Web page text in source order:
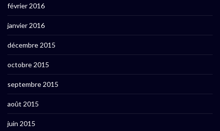
février 2016
janvier 2016
décembre 2015
octobre 2015
septembre 2015
août 2015
juin 2015